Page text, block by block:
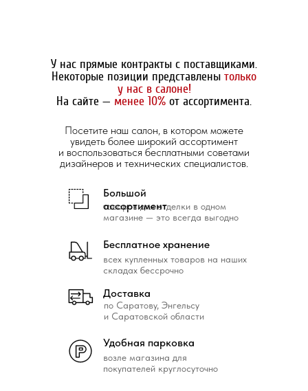
возле магазина для
покупателей круглосуточно
Удобная парковка
всех купленных товаров на наших
складах бессрочно
Бесплатное хранение
товаров для отделки в одном
магазине — это всегда выгодно
Большой
ассортимент
по Саратову, Энгельсу
и Саратовской области
Доставка
У нас прямые контракты с поставщиками.
Некоторые позиции представлены только
у нас в салоне!
На сайте — менее 10% от ассортимента.
Посетите наш салон, в котором можете
увидеть более широкий ассортимент
и воспользоваться бесплатными советами
дизайнеров и технических специалистов.